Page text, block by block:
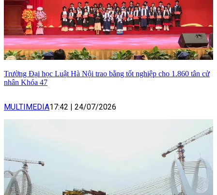
Trường Đại học Luật Hà Nội trao bằng tốt nghiệp cho 1.860 tân cử
nhân Khóa 47
MULTIMEDIA17:42 | 24/07/2026